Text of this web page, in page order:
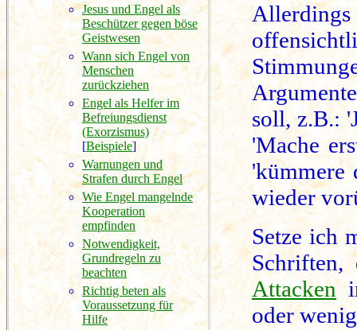
Jesus und Engel als
Beschützer gegen böse
Geistwesen
Wann sich Engel von
Menschen
zurückziehen
Engel als Helfer im
Befreiungsdienst
(Exorzismus)
[Beispiele]
Warnungen und
Strafen durch Engel
Wie Engel mangelnde
Kooperation
empfinden
Notwendigkeit,
Grundregeln zu
beachten
Richtig beten als
Voraussetzung für
Hilfe
soll, z.B.:
'Mache
'kümmere
wieder
Setze ich
Attacken
oder